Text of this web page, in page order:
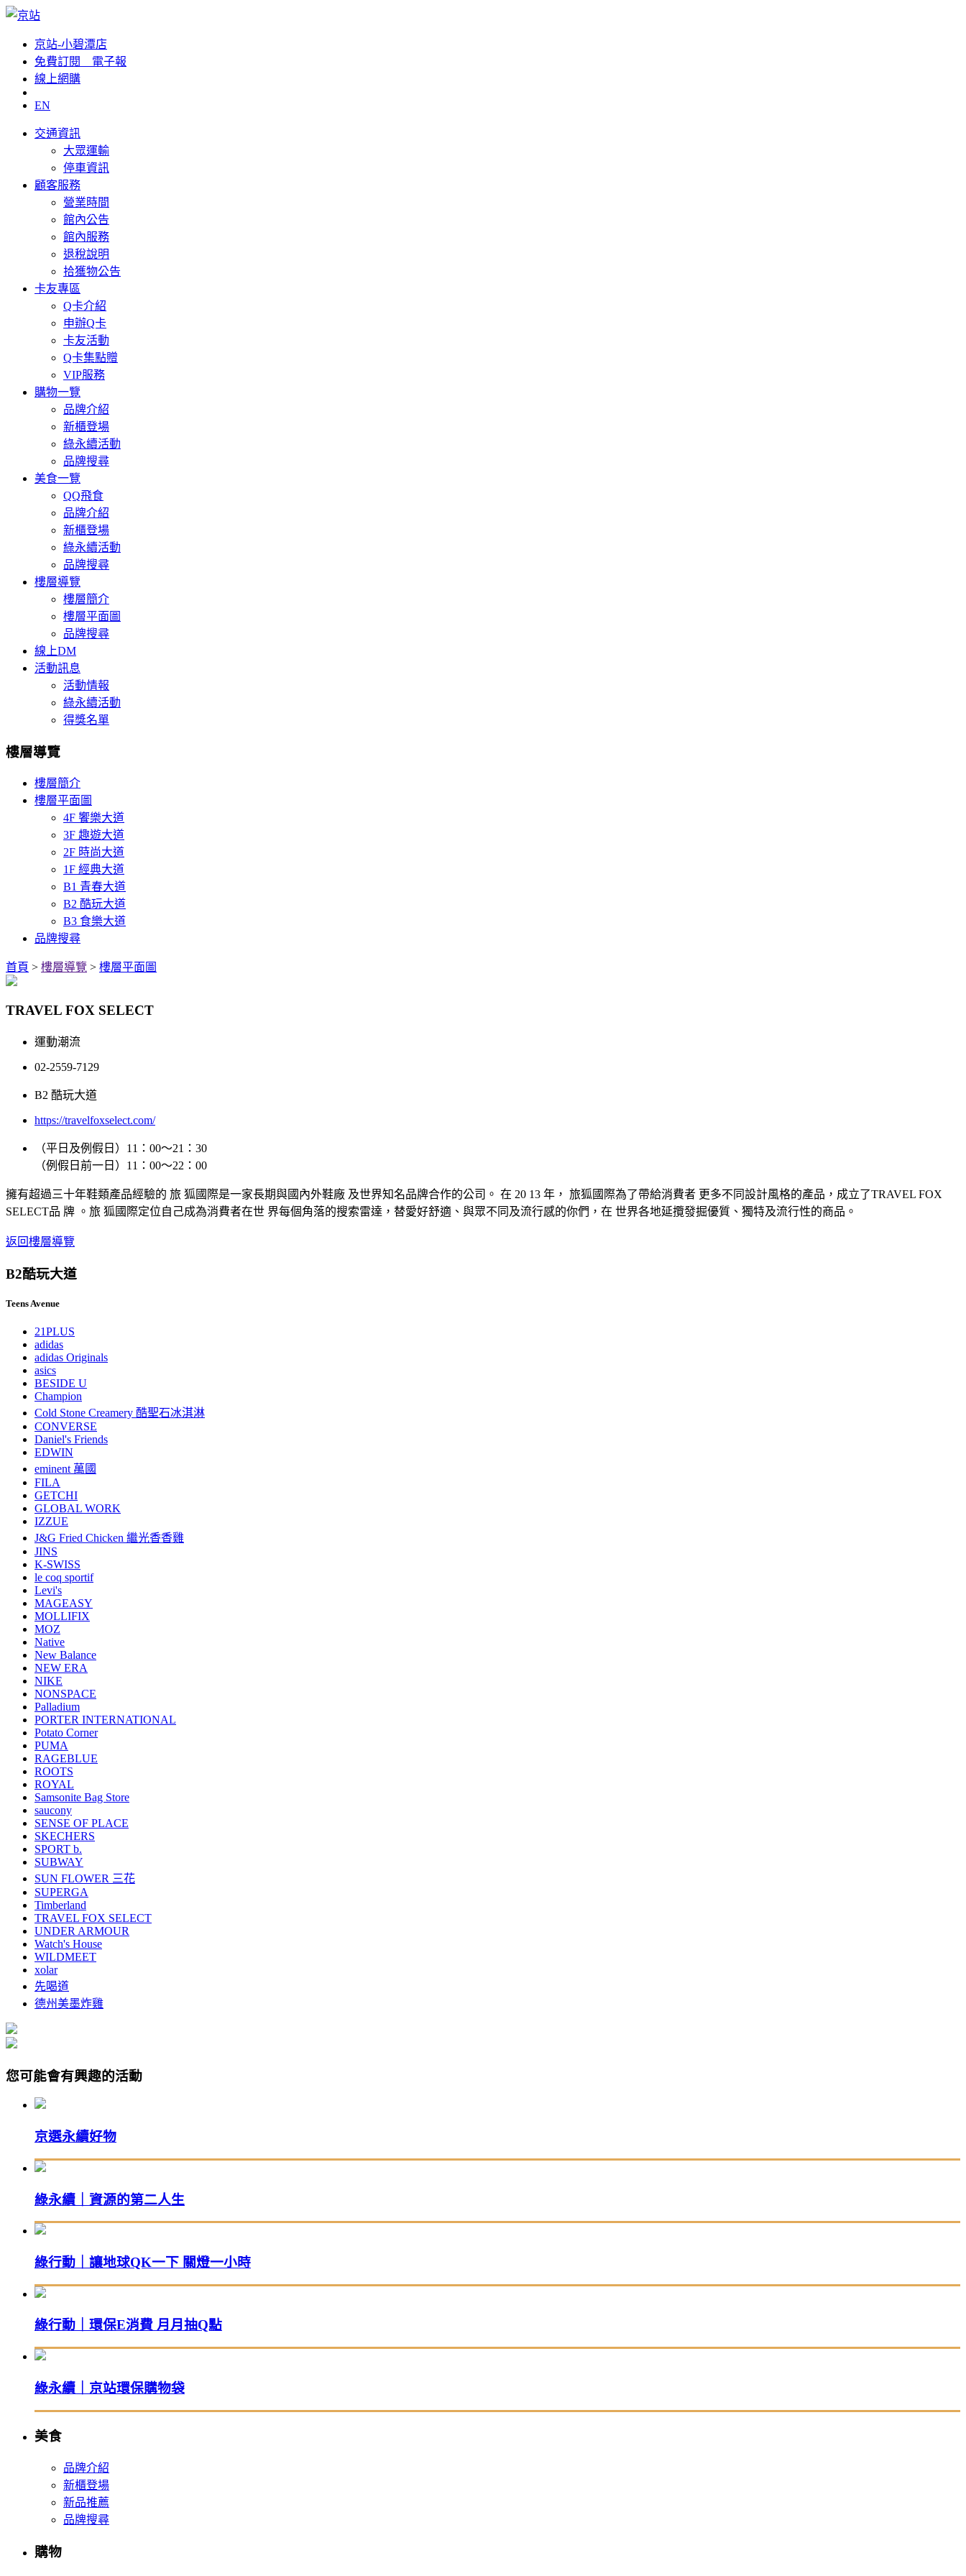
京站-小碧潭店
免費訂閱__電子報
線上網購
EN
交通資訊
大眾運輸
停車資訊
顧客服務
營業時間
館內公告
館內服務
退稅說明
拾獲物公告
卡友專區
Q卡介紹
申辦Q卡
卡友活動
Q卡集點贈
VIP服務
購物一覽
品牌介紹
新櫃登場
綠永續活動
品牌搜尋
美食一覽
QQ飛食
品牌介紹
新櫃登場
綠永續活動
品牌搜尋
樓層導覽
樓層簡介
樓層平面圖
品牌搜尋
線上DM
活動訊息
活動情報
綠永續活動
得獎名單
樓層導覽
樓層簡介
樓層平面圖
4F 饗樂大道
3F 趣遊大道
2F 時尚大道
1F 經典大道
B1 青春大道
B2 酷玩大道
B3 食樂大道
品牌搜尋
首頁 > 樓層導覽 > 樓層平面圖
TRAVEL FOX SELECT
運動潮流
02-2559-7129
B2 酷玩大道
https://travelfoxselect.com/
（平日及例假日）11：00～21：30
（例假日前一日）11：00～22：00
擁有超過三十年鞋類產品經驗的 旅 狐國際是一家長期與國內外鞋廠 及世界知名品牌合作的公司。 在 20 13 年， 旅狐國際為了帶給消費者 更多不同設計風格的產品，成立了TRAVEL FOX
SELECT品 牌 。旅 狐國際定位自己成為消費者在世 界每個角落的搜索雷達，替愛好舒適、與眾不同及流行感的你們，在 世界各地延攬發掘優質、獨特及流行性的商品。
返回樓層導覽
B2酷玩大道
Teens Avenue
21PLUS
adidas
adidas Originals
asics
BESIDE U
Champion
Cold Stone Creamery 酷聖石冰淇淋
CONVERSE
Daniel's Friends
EDWIN
eminent 萬國
FILA
GETCHI
GLOBAL WORK
IZZUE
J&G Fried Chicken 繼光香香雞
JINS
K-SWISS
le coq sportif
Levi's
MAGEASY
MOLLIFIX
MOZ
Native
New Balance
NEW ERA
NIKE
NONSPACE
Palladium
PORTER INTERNATIONAL
Potato Corner
PUMA
RAGEBLUE
ROOTS
ROYAL
Samsonite Bag Store
saucony
SENSE OF PLACE
SKECHERS
SPORT b.
SUBWAY
SUN FLOWER 三花
SUPERGA
Timberland
TRAVEL FOX SELECT
UNDER ARMOUR
Watch's House
WILDMEET
xolar
先喝道
德州美墨炸雞
您可能會有興趣的活動
京選永續好物
綠永續｜資源的第二人生
綠行動｜讓地球QK一下 關燈一小時
綠行動｜環保E消費 月月抽Q點
綠永續｜京站環保購物袋
美食
品牌介紹
新櫃登場
新品推薦
品牌搜尋
購物